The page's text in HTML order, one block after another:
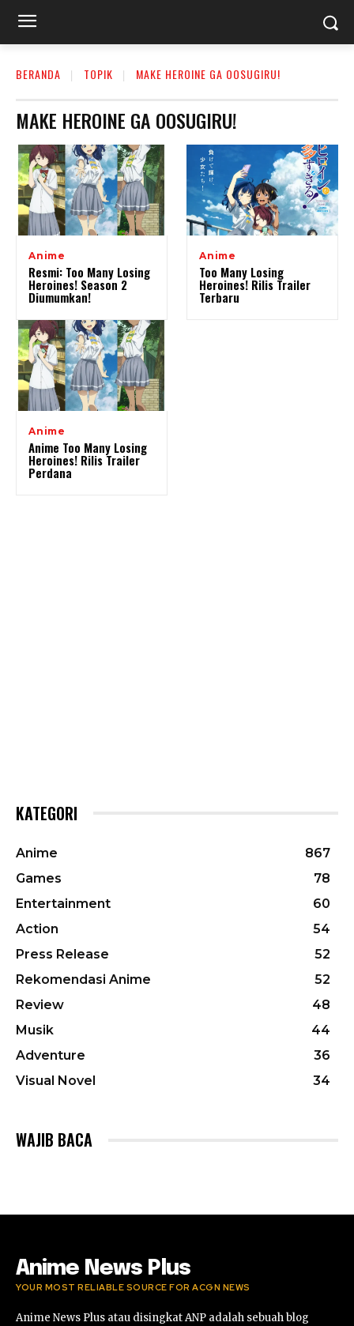
BERANDA TOPIK MAKE HEROINE GA OOSUGIRU!
MAKE HEROINE GA OOSUGIRU!
Anime
Resmi: Too Many Losing
Heroines! Season 2
Diumumkan!
Anime
Too Many Losing
Heroines! Rilis Trailer
Terbaru
Anime
Anime Too Many Losing
Heroines! Rilis Trailer
Perdana
KATEGORI
Anime
867
Games
78
Entertainment
60
Action
54
Press Release
52
Rekomendasi Anime
52
Review
48
Musik
44
Adventure
36
Visual Novel
34
WAJIB BACA
Anime News Plus
YOUR MOST RELIABLE SOURCE FOR ACGN NEWS
Anime News Plus atau disingkat ANP adalah sebuah blog